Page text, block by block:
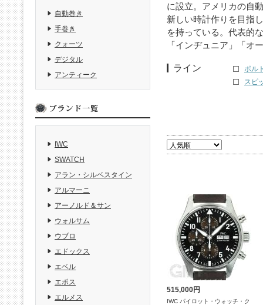
に設立。アメリカの自
新しい時計作りを目指
を持っている。代表的
「インヂュニア」「オ
ライン
ポル
スピ
515,000円
IWC パイロット・ウォッチ・ク
自動巻き
手巻き
クォーツ
デジタル
アンティーク
IWC
SWATCH
アラン・シルベスタイン
アルマーニ
アーノルド＆サン
ウォルサム
ウブロ
エドックス
エベル
エポス
エルメス